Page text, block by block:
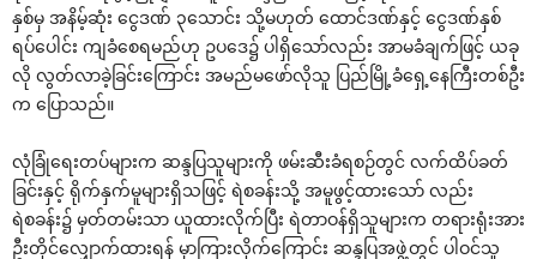
နှစ်မှ အနိမ့်ဆုံး ‌ငွေဒဏ် ၃‌သောင်း သို့မဟုတ် ‌ထောင်ဒဏ်နှင့် ‌ငွေဒဏ်နှစ်
ရပ်‌ပေါင်း ကျခံ‌စေရမည်ဟု ဥပ‌ဒေ၌ ပါရှိ‌သော်လည်း အာမခံချက်ဖြင့် ယခု
လို လွတ်လာခဲ့ခြင်း‌ကြောင်း အမည်မ‌ဖော်လိုသူ ပြည်မြို့ခံ‌ရှေ့‌နေကြီးတစ်ဦး
က ‌ပြောသည်။
လုံခြုံ‌ရေးတပ်များက ဆန္ဒပြသူများကို ဖမ်းဆီးခံရစဉ်တွင် လက်ထိပ်ခတ်
ခြင်းနှင့် ရိုက်နှက်မူများရှိသဖြင့် ရဲစခန်းသို့ အမူဖွင့်ထား‌သော် လည်း
ရဲစခန်း၌ မှတ်တမ်းသာ ယူထားလိုက်ပြီး ရဲတာဝန်ရှိသူများက တရားရုံးအား
ဦးတိုင်‌လျှောက်ထားရန် မှာကြားလိုက်‌ကြောင်း ဆန္ဒပြအဖွဲ့တွင် ပါဝင်သူ